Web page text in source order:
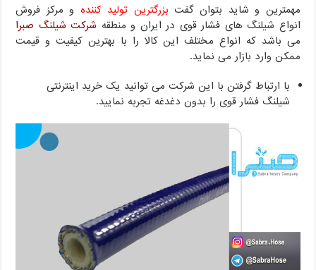
مهمترین و شاید بتوان گفت بزرگترین تولید کننده و مرکز فروش
انواع شیلنگ های فشار قوی در ایران و منطقه شرکت شیلنگ صبرا
می باشد که انواع مختلف این کالا را با بهترین کیفیت و قیمت
ممکن وارد بازار می نماید.
با ارتباط گرفتن با این شرکت می توانید یک خرید اینترنتی
شیلنگ فشار قوی را بدون دغدغه تجربه نمایید.